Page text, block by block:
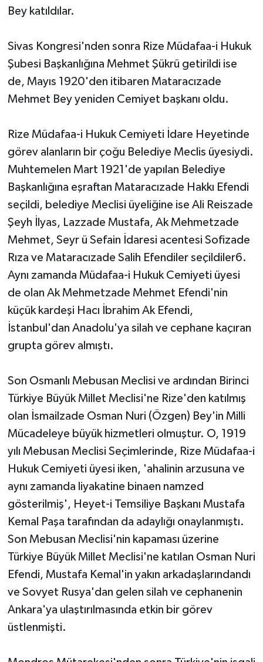
Bey katıldılar.
Sivas Kongresi'nden sonra Rize Müdafaa-i Hukuk
Şubesi Başkanlığına Mehmet Şükrü getirildi ise
de, Mayıs 1920'den itibaren Mataracızade
Mehmet Bey yeniden Cemiyet başkanı oldu.
Rize Müdafaa-i Hukuk Cemiyeti İdare Heyetinde
görev alanların bir çoğu Belediye Meclis üyesiydi.
Muhtemelen Mart 1921'de yapılan Belediye
Başkanlığına eşraftan Mataracızade Hakkı Efendi
seçildi, belediye Meclisi üyeliğine ise Ali Reiszade
Şeyh İlyas, Lazzade Mustafa, Ak Mehmetzade
Mehmet, Seyr ü Sefain İdaresi acentesi Sofizade
Rıza ve Mataracızade Salih Efendiler seçildiler6.
Aynı zamanda Müdafaa-i Hukuk Cemiyeti üyesi
de olan Ak Mehmetzade Mehmet Efendi'nin
küçük kardeşi Hacı İbrahim Ak Efendi,
İstanbul'dan Anadolu'ya silah ve cephane kaçıran
grupta görev almıştı.
Son Osmanlı Mebusan Meclisi ve ardından Birinci
Türkiye Büyük Millet Meclisi'ne Rize'den katılmış
olan İsmailzade Osman Nuri (Özgen) Bey'in Milli
Mücadeleye büyük hizmetleri olmuştur. O, 1919
yılı Mebusan Meclisi Seçimlerinde, Rize Müdafaa-i
Hukuk Cemiyeti üyesi iken, 'ahalinin arzusuna ve
aynı zamanda liyakatine binaen namzed
gösterilmiş', Heyet-i Temsiliye Başkanı Mustafa
Kemal Paşa tarafından da adaylığı onaylanmıştı.
Son Mebusan Meclisi'nin kapaması üzerine
Türkiye Büyük Millet Meclisi'ne katılan Osman Nuri
Efendi, Mustafa Kemal'in yakın arkadaşlarındandı
ve Sovyet Rusya'dan gelen silah ve cephanenin
Ankara'ya ulaştırılmasında etkin bir görev
üstlenmişti.